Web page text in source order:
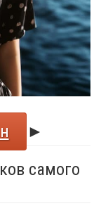
►
самого